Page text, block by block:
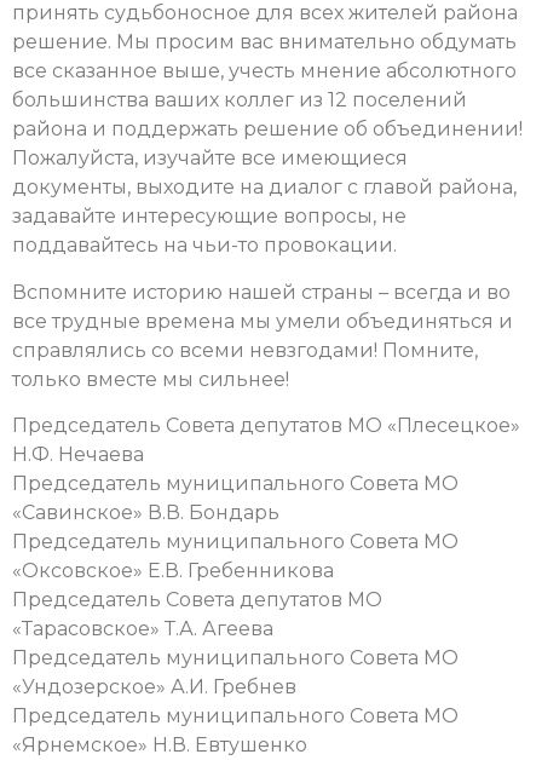
принять судьбоносное для всех жителей района
решение. Мы просим вас внимательно обдумать
все сказанное выше, учесть мнение абсолютного
большинства ваших коллег из 12 поселений
района и поддержать решение об объединении!
Пожалуйста, изучайте все имеющиеся
документы, выходите на диалог с главой района,
задавайте интересующие вопросы, не
поддавайтесь на чьи-то провокации.
Вспомните историю нашей страны – всегда и во
все трудные времена мы умели объединяться и
справлялись со всеми невзгодами! Помните,
только вместе мы сильнее!
Председатель Совета депутатов МО «Плесецкое»
Н.Ф. Нечаева
Председатель муниципального Совета МО
«Савинское» В.В. Бондарь
Председатель муниципального Совета МО
«Оксовское» Е.В. Гребенникова
Председатель Совета депутатов МО
«Тарасовское» Т.А. Агеева
Председатель муниципального Совета МО
«Ундозерское» А.И. Гребнев
Председатель муниципального Совета МО
«Ярнемское» Н.В. Евтушенко